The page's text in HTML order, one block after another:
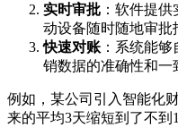
实时审批 ：软件提
动设备随时随地审批
快速对账 ：系统能
销数据的准确性和一
例如，某公司引入智能化
来的平均3天缩短到了不到